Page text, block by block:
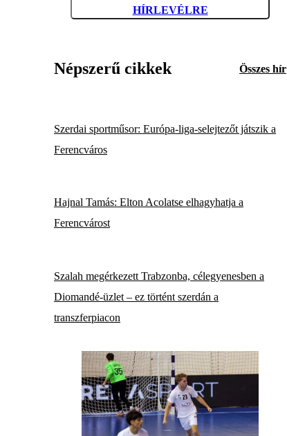
HÍRLEVÉLRE
Népszerű cikkek Összes hír
Szerdai sportműsor: Európa-liga-selejtezőt játszik a
Ferencváros
Hajnal Tamás: Elton Acolatse elhagyhatja a
Ferencvárost
Szalah megérkezett Trabzonba, célegyenesben a
Diomandé-üzlet – ez történt szerdán a
transzferpiacon